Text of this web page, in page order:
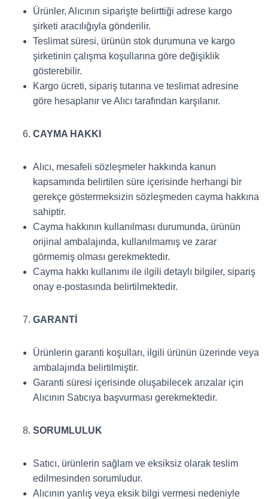
Ürünler, Alıcının siparişte belirttiği adrese kargo
şirketi aracılığıyla gönderilir.
Teslimat süresi, ürünün stok durumuna ve kargo
şirketinin çalışma koşullarına göre değişiklik
gösterebilir.
Kargo ücreti, sipariş tutarına ve teslimat adresine
göre hesaplanır ve Alıcı tarafından karşılanır.
CAYMA HAKKI
Alıcı, mesafeli sözleşmeler hakkında kanun
kapsamında belirtilen süre içerisinde herhangi bir
gerekçe göstermeksizin sözleşmeden cayma hakkına
sahiptir.
Cayma hakkının kullanılması durumunda, ürünün
orijinal ambalajında, kullanılmamış ve zarar
görmemiş olması gerekmektedir.
Cayma hakkı kullanımı ile ilgili detaylı bilgiler, sipariş
onay e-postasında belirtilmektedir.
GARANTİ
Ürünlerin garanti koşulları, ilgili ürünün üzerinde veya
ambalajında belirtilmiştir.
Garanti süresi içerisinde oluşabilecek arızalar için
Alıcının Satıcıya başvurması gerekmektedir.
SORUMLULUK
Satıcı, ürünlerin sağlam ve eksiksiz olarak teslim
edilmesinden sorumludur.
Alıcının yanlış veya eksik bilgi vermesi nedeniyle